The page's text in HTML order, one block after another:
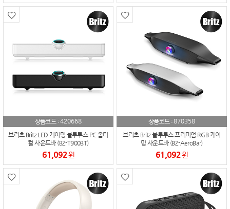
상품코드 :420668
브리츠 Britz LED 게이밍 블루투스 PC 옵티
컬 사운드바 (BZ-T900BT)
61,092원
상품코드 :870358
브리츠 Britz 블루투스 프리미엄 RGB 게이
밍 사운드바 (BZ-AeroBar)
61,092원